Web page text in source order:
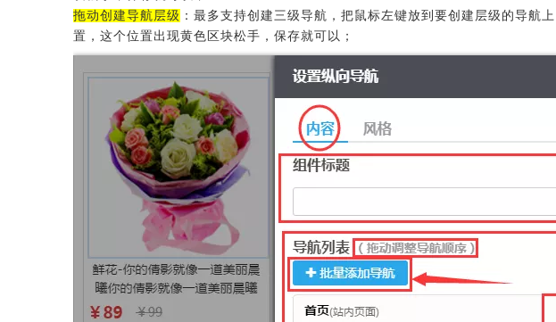
拖动创建导航层级 ： 最多支持创建三级导航， 把鼠标左键放到要创建层级的导航
置，这个位置出现黄色区块松手，保存就可以；